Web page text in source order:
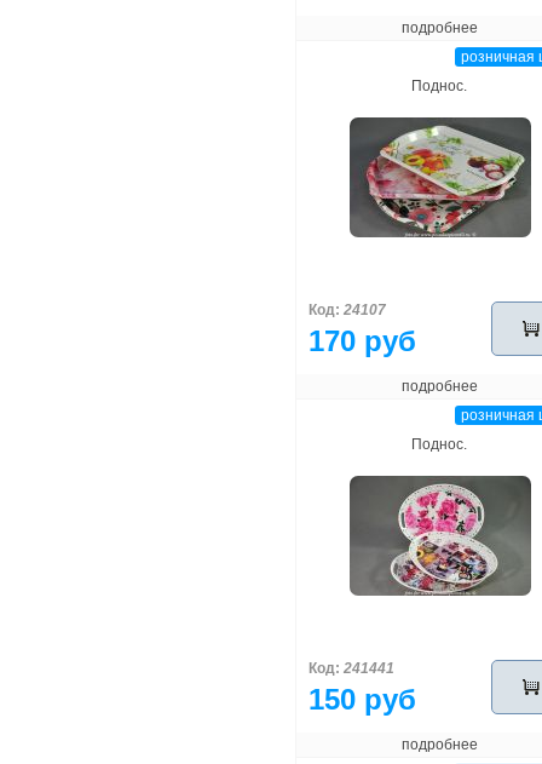
подробнее
розничная
Поднос.
Код: 24107
170 руб
подробнее
розничная
Поднос.
Код: 241441
150 руб
подробнее